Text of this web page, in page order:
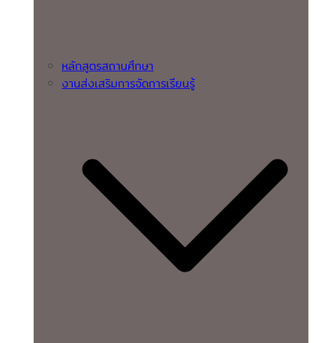
หลักสูตรสถานศึกษา
งานส่งเสริมการจัดการเรียนรู้